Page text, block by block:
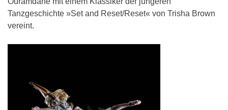
Tanzgeschichte »Set and Reset/Reset« von Trisha Brown
vereint.